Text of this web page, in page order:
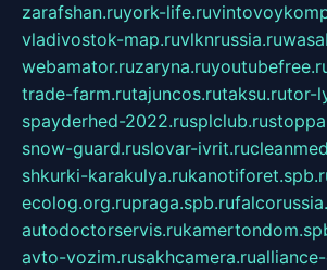
zarafshan.ruyork-life.ru
vladivostok-map.ruvlknrussia.ru
webamator.ruzaryna.ru
trade-farm.rutajuncos.rutaksu.rutor-
spayderhed-2022.rusplclub.ru
snow-guard.ruslovar-ivrit.ru
shkurki-karakulya.ru
ecolog.org.rupraga.spb.ru
autodoctorservis.ru
avto-vozim.rusakhcamera.ru